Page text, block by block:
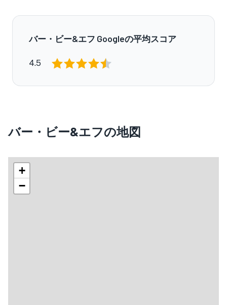
バー・ビー&エフ Googleの平均スコア
4.5
バー・ビー&エフの地図
+
−